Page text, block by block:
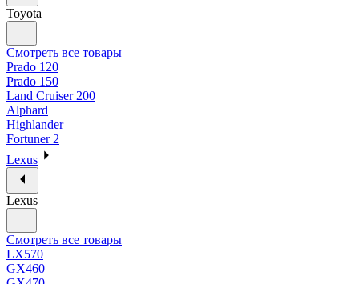
Toyota
Смотреть все товары
Prado 120
Prado 150
Land Cruiser 200
Alphard
Highlander
Fortuner 2
Lexus
Lexus
Смотреть все товары
LX570
GX460